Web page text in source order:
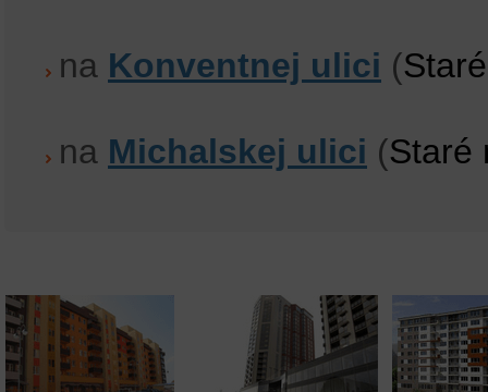
na Konventnej ulici (
na Michalskej ulici (Staré